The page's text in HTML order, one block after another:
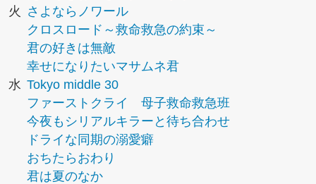
火
さよならノワール
クロスロード～救命救急の約束～
君の好きは無敵
幸せになりたいマサムネ君
水 Tokyo middle 30
ファーストクライ 母子救命救急班
今夜もシリアルキラーと待ち合わせ
ドライな同期の溺愛癖
おちたらおわり
君は夏のなか